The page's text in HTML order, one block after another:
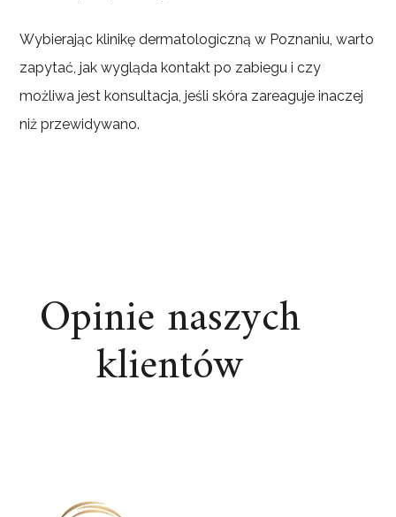
Wybierając klinikę dermatologiczną w Poznaniu, warto
zapytać, jak wygląda kontakt po zabiegu i czy
możliwa jest konsultacja, jeśli skóra zareaguje inaczej
niż przewidywano.
Opinie naszych
klientów